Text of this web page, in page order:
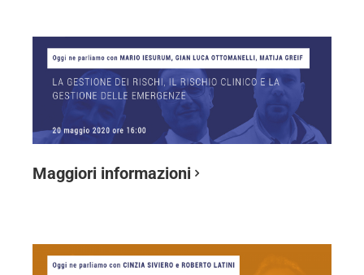
Maggiori informazioni